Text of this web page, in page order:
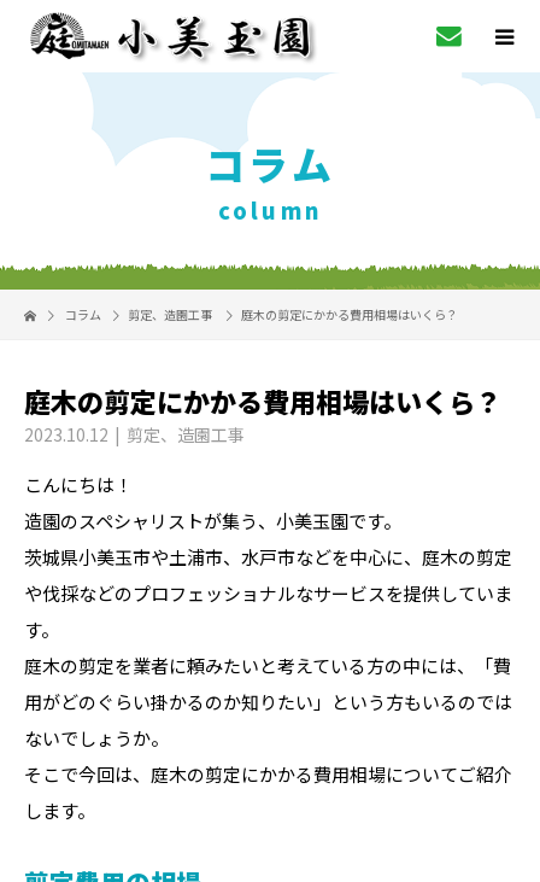
コラム
column
コラム 剪定、 造園工事 庭木の剪定にかかる費用相場はいくら？
庭木の剪定にかかる費用相場はいくら？
2023.10.12 剪定、 造園工事
こんにちは！
造園のスペシャリストが集う、小美玉園です。
茨城県小美玉市や土浦市、水戸市などを中心に、庭木の剪定
や伐採などのプロフェッショナルなサービスを提供していま
す。
庭木の剪定を業者に頼みたいと考えている方の中には、「費
用がどのぐらい掛かるのか知りたい」という方もいるのでは
ないでしょうか。
そこで今回は、庭木の剪定にかかる費用相場についてご紹介
します。